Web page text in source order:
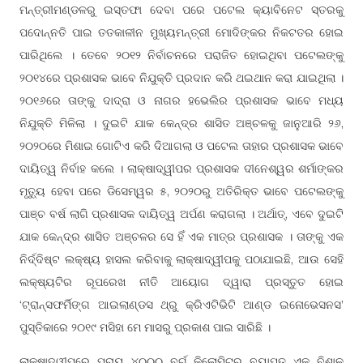
ମନ୍ତ୍ରୀମଣ୍ଡଳରୁ ଇସ୍ତଫା ଦେବା ପରେ ପଟେଲ କ୍ୟାବିନେଟ ସ୍ତରକୁ
ପଦୋନ୍ନତି ପାଇ ତତକାଳୀନ ମୁଖ୍ୟମନ୍ତ୍ରୀ ମୋଦିଙ୍କର ନିକଟତର ହୋଇ
ପାରିଥିଲେ । ତେବେ ୨୦୧୨ ନିର୍ବାଚନରେ ପରାଜିତ ହୋଇଥିବା ପଟେଲଙ୍କୁ
୨୦୧୪ରେ ପ୍ରଶାସକ ଭାବେ ନିଯୁକ୍ତି ପ୍ରଦାନ କରି ଥଇଥାନ କରା ଯାଇଥିଲା ।
୨୦୧୬ରେ ତାଙ୍କୁ ଦାଦ୍ରା ଓ ନାଗର ହଭେଲିର ପ୍ରଶାସକ ଭାବେ ମଧ୍ୟ
ନିଯୁକ୍ତି ମିଳିଲା । ଦୁଇଟି ଯାକ କେନ୍ଦ୍ର ଶାସିତ ଅଞ୍ଚଳକୁ ଜାନୁଆରି ୨୬,
୨୦୨୦ରେ ମିଶାଇ ଗୋଟିଏ କରି ଦିଆଗଲା ଓ ପଟେଲ ତାହାର ପ୍ରଶାସକ ଭାବେ
ଦାୟିତ୍ୱ ନିର୍ବାହ କଲେ । ଲାକ୍ଷାଦ୍ୱୀପର ପ୍ରଶାସକ ଦୀନେଶ୍ୱର ଶର୍ମାଙ୍କର
ମୃତ୍ୟୁ ହେବା ପରେ ଡିସେମ୍ୱର ୫, ୨୦୨୦ରୁ ଅତିରିକ୍ତ ଭାବେ ପଟେଲଙ୍କୁ
ପାଞ୍ଚ ବର୍ଷ ଲାଗି ପ୍ରଶାସକ ଦାୟିତ୍ୱ ଅର୍ପଣ କରାଗଲା । ଅର୍ଥାତ୍, ଏବେ ଦୁଇଟି
ଯାକ କେନ୍ଦ୍ର ଶାସିତ ଅଞ୍ଚଳର ସେ ହିଁ ଏକ ମାତ୍ର ପ୍ରଶାସକ । ତାଙ୍କୁ ଏକ
ନିର୍ଦ୍ଦିଷ୍ଟ ଲକ୍ଷ୍ୟ ହାସଲ କରିବାକୁ ଲାକ୍ଷାଦ୍ୱୀପକୁ ପଠାଯାଇଛି, ଆଉ ସେହି
ଲକ୍ଷ୍ୟଟିର ରୂପରେଖ ନୀତି ଆୟୋଗ ଦ୍ୱାରା ପ୍ରସ୍ତୁତ ହୋଇ
‘ଟ୍ରାନ୍ସଫର୍ମିଙ୍ଗ ଆଇଲାଣ୍ଡସ ଥ୍ରୁ କ୍ରିଏଟିଭିଟି ଆଣ୍ଡ ଇନୋଭେସନସ’
ପୁସ୍ତିକାରେ ୨୦୧୯ ମସିହା ମେ ମାସରୁ ପ୍ରକାଶ ପାଇ ସାରିଛି ।